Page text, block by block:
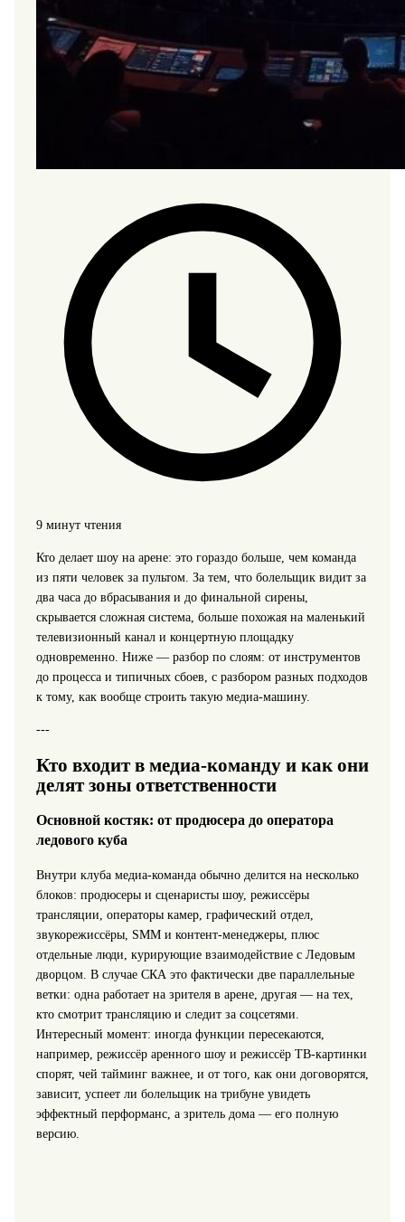
9 минут чтения
Кто делает шоу на арене: это гораздо больше, чем команда
из пяти человек за пультом. За тем, что болельщик видит за
два часа до вбрасывания и до финальной сирены,
скрывается сложная система, больше похожая на маленький
телевизионный канал и концертную площадку
одновременно. Ниже — разбор по слоям: от инструментов
до процесса и типичных сбоев, с разбором разных подходов
к тому, как вообще строить такую медиа-машину.
---
Кто входит в медиа-команду и как они
делят зоны ответственности
Основной костяк: от продюсера до оператора
ледового куба
Внутри клуба медиа-команда обычно делится на несколько
блоков: продюсеры и сценаристы шоу, режиссёры
трансляции, операторы камер, графический отдел,
звукорежиссёры, SMM и контент‑менеджеры, плюс
отдельные люди, курирующие взаимодействие с Ледовым
дворцом. В случае СКА это фактически две параллельные
ветки: одна работает на зрителя в арене, другая — на тех,
кто смотрит трансляцию и следит за соцсетями.
Интересный момент: иногда функции пересекаются,
например, режиссёр аренного шоу и режиссёр ТВ‑картинки
спорят, чей тайминг важнее, и от того, как они договорятся,
зависит, успеет ли болельщик на трибуне увидеть
эффектный перформанс, а зритель дома — его полную
версию.